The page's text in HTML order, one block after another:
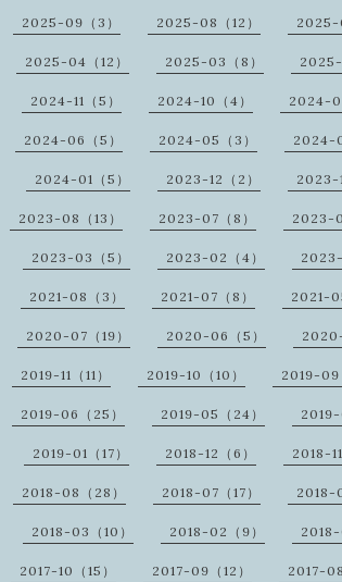
2025-09（3） 2025-08（12） 2025-
2025-04（12） 2025-03（8） 2025-
2024-11（5） 2024-10（4） 2024-
2024-06（5） 2024-05（3） 2024-
2024-01（5） 2023-12（2） 2023-
2023-08（13） 2023-07（8） 2023-
2023-03（5） 2023-02（4） 2023-
2021-08（3） 2021-07（8） 2021-
2020-07（19） 2020-06（5）
2019-11（11） 2019-10（10） 2019-09
2019-06（25） 2019-05（24） 2019-
2019-01（17） 2018-12（6） 2018-11
2018-08（28） 2018-07（17） 2018-
2018-03（10） 2018-02（9） 2018-
2017-10（15） 2017-09（12） 2017-